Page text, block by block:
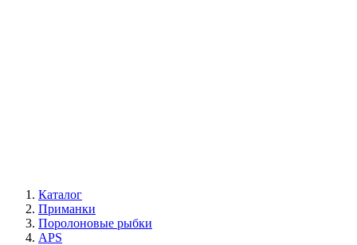
Каталог
Приманки
Поролоновые рыбки
APS